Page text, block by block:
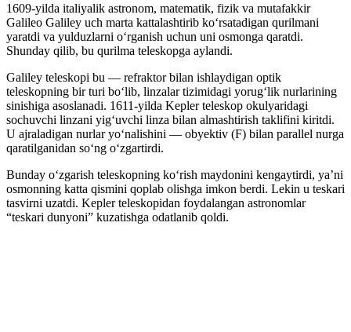
1609-yilda italiyalik astronom, matematik, fizik va mutafakkir
Galileo Galiley uch marta kattalashtirib koʻrsatadigan qurilmani
yaratdi va yulduzlarni oʻrganish uchun uni osmonga qaratdi.
Shunday qilib, bu qurilma teleskopga aylandi.
Galiley teleskopi bu — refraktor bilan ishlaydigan optik
teleskopning bir turi boʻlib, linzalar tizimidagi yorugʻlik nurlarining
sinishiga asoslanadi. 1611-yilda Kepler teleskop okulyaridagi
sochuvchi linzani yigʻuvchi linza bilan almashtirish taklifini kiritdi.
U ajraladigan nurlar yoʻnalishini — obyektiv (F) bilan parallel nurga
qaratilganidan soʻng oʻzgartirdi.
Bunday oʻzgarish teleskopning koʻrish maydonini kengaytirdi, yaʼni
osmonning katta qismini qoplab olishga imkon berdi. Lekin u teskari
tasvirni uzatdi. Kepler teleskopidan foydalangan astronomlar
“teskari dunyoni” kuzatishga odatlanib qoldi.